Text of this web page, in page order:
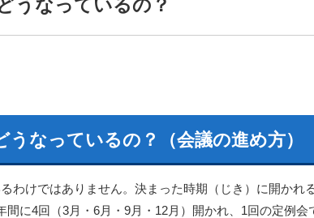
うなっているの？
なっているの？（会議の進め方）
わけではありません。決まった時期（じき）に開かれ
間に4回（3月・6月・9月・12月）開かれ、1回の定例